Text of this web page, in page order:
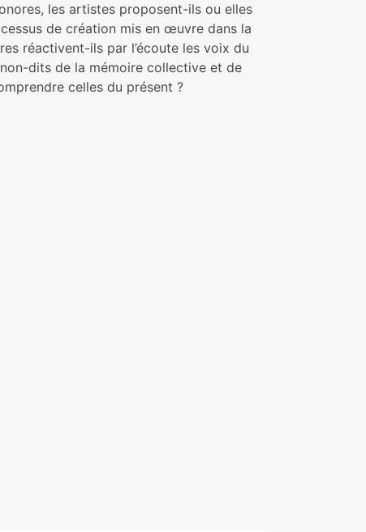
les artistes proposent-ils ou elles
de création mis en œuvre dans la
réactivent-ils par l’écoute les voix du
dits de la mémoire collective et de
celles du présent ?